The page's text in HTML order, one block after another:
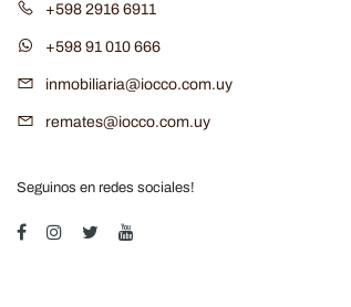
+598 2916 6911
+598 91 010 666
inmobiliaria@iocco.com.uy
remates@iocco.com.uy
Seguinos en redes sociales!